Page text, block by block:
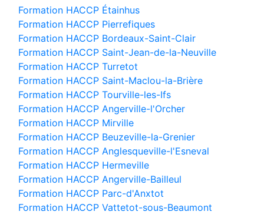
Formation HACCP Étainhus
Formation HACCP Pierrefiques
Formation HACCP Bordeaux-Saint-Clair
Formation HACCP Saint-Jean-de-la-Neuville
Formation HACCP Turretot
Formation HACCP Saint-Maclou-la-Brière
Formation HACCP Tourville-les-Ifs
Formation HACCP Angerville-l'Orcher
Formation HACCP Mirville
Formation HACCP Beuzeville-la-Grenier
Formation HACCP Anglesqueville-l'Esneval
Formation HACCP Hermeville
Formation HACCP Angerville-Bailleul
Formation HACCP Parc-d'Anxtot
Formation HACCP Vattetot-sous-Beaumont